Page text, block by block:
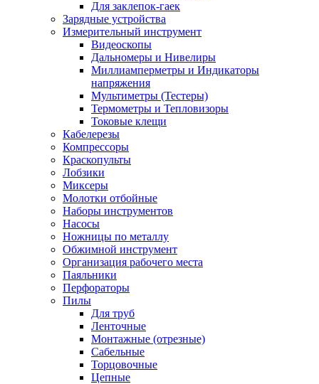
Для заклепок-гаек
Зарядные устройства
Измерительный инструмент
Видеоскопы
Дальномеры и Нивелиры
Миллиамперметры и Индикаторы
напряжения
Мультиметры (Тестеры)
Термометры и Тепловизоры
Токовые клещи
Кабелерезы
Компрессоры
Краскопульты
Лобзики
Миксеры
Молотки отбойные
Наборы инструментов
Насосы
Ножницы по металлу
Обжимной инструмент
Организация рабочего места
Паяльники
Перфораторы
Пилы
Для труб
Ленточные
Монтажные (отрезные)
Сабельные
Торцовочные
Цепные